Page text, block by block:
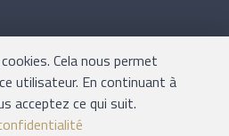
Cela nous permet
utilisateur. En continuant à
acceptez ce qui suit.